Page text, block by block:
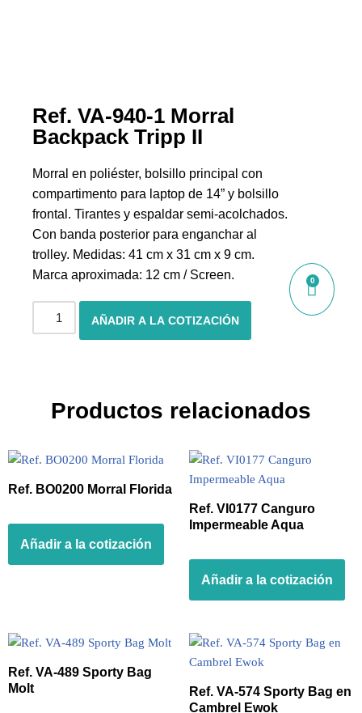
0
Ref. VA-940-1 Morral
Backpack Tripp II
Morral en poliéster, bolsillo principal con
compartimento para laptop de 14” y bolsillo
frontal. Tirantes y espaldar semi-acolchados.
Con banda posterior para enganchar al
trolley. Medidas: 41 cm x 31 cm x 9 cm.
Marca aproximada: 12 cm / Screen.
AÑADIR A LA COTIZACIÓN
Productos relacionados
Ref. BO0200 Morral Florida
Añadir a la cotización
Ref. VI0177 Canguro
Impermeable Aqua
Añadir a la cotización
Ref. VA-489 Sporty Bag
Molt
Ref. VA-574 Sporty Bag en
Cambrel Ewok